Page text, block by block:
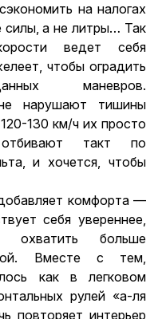
на налогах
а не литры… Так
ведет себя
чтобы оградить
маневров.
нарушают тишины
130 км/ч их просто
такт по
и хочется, чтобы
комфорта —
себя увереннее,
охватить больше
Вместе с тем,
как в легковом
рулей «а-ля
повторяет интерьер